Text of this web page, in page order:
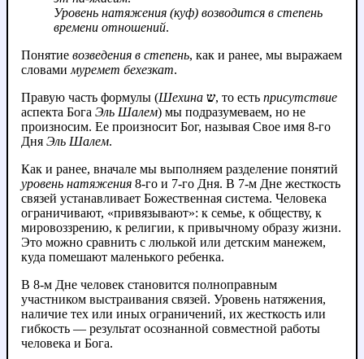
Уровень натяжения (куф) возводится в степень
времени отношений.
Понятие возведения в степень, как и ранее, мы выражаем
словами муремет бехезкат.
Правую часть формулы (Шехина ש, то есть присутствие
аспекта Бога Эль Шалем) мы подразумеваем, но не
произносим. Ее произносит Бог, называя Свое имя 8-го
Дня Эль Шалем.
Как и ранее, вначале мы выполняем разделение понятий
уровень натяжения 8‑го и 7‑го Дня. В 7-м Дне жесткость
связей устанавливает Божественная система. Человека
ограничивают, «привязывают»: к семье, к обществу, к
мировоззрению, к религии, к привычному образу жизни.
Это можно сравнить с люлькой или детским манежем,
куда помешают маленького ребенка.
В 8-м Дне человек становится полноправным
участником выстраивания связей. Уровень натяжения,
наличие тех или иных ограничений, их жесткость или
гибкость — результат осознанной совместной работы
человека и Бога.